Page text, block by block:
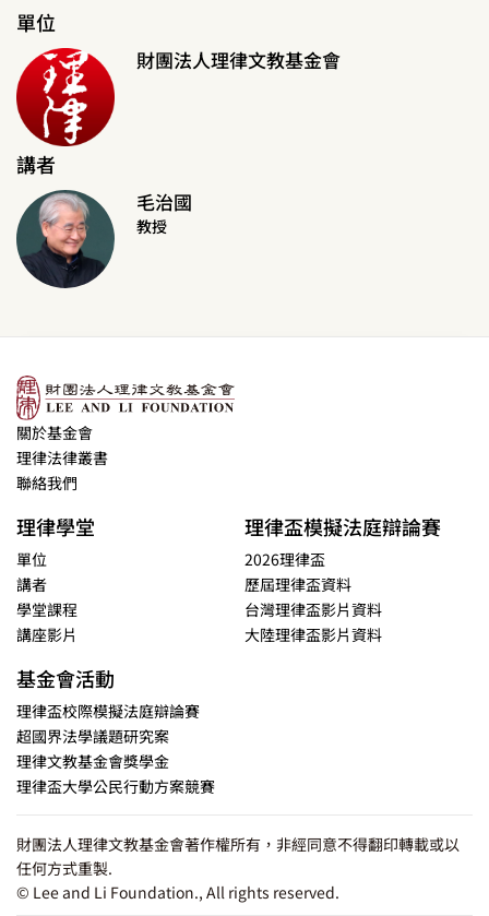
單位
財團法人理律文教基金會
講者
毛治國
教授
關於基金會
理律法律叢書
聯絡我們
理律學堂
單位
講者
學堂課程
講座影片
理律盃模擬法庭辯論賽
2026理律盃
歷屆理律盃資料
台灣理律盃影片資料
大陸理律盃影片資料
基金會活動
理律盃校際模擬法庭辯論賽
超國界法學議題研究案
理律文教基金會獎學金
理律盃大學公民行動方案競賽
財團法人理律文教基金會著作權所有，非經同意不得翻印轉載或以
任何方式重製.
© Lee and Li Foundation., All rights reserved.